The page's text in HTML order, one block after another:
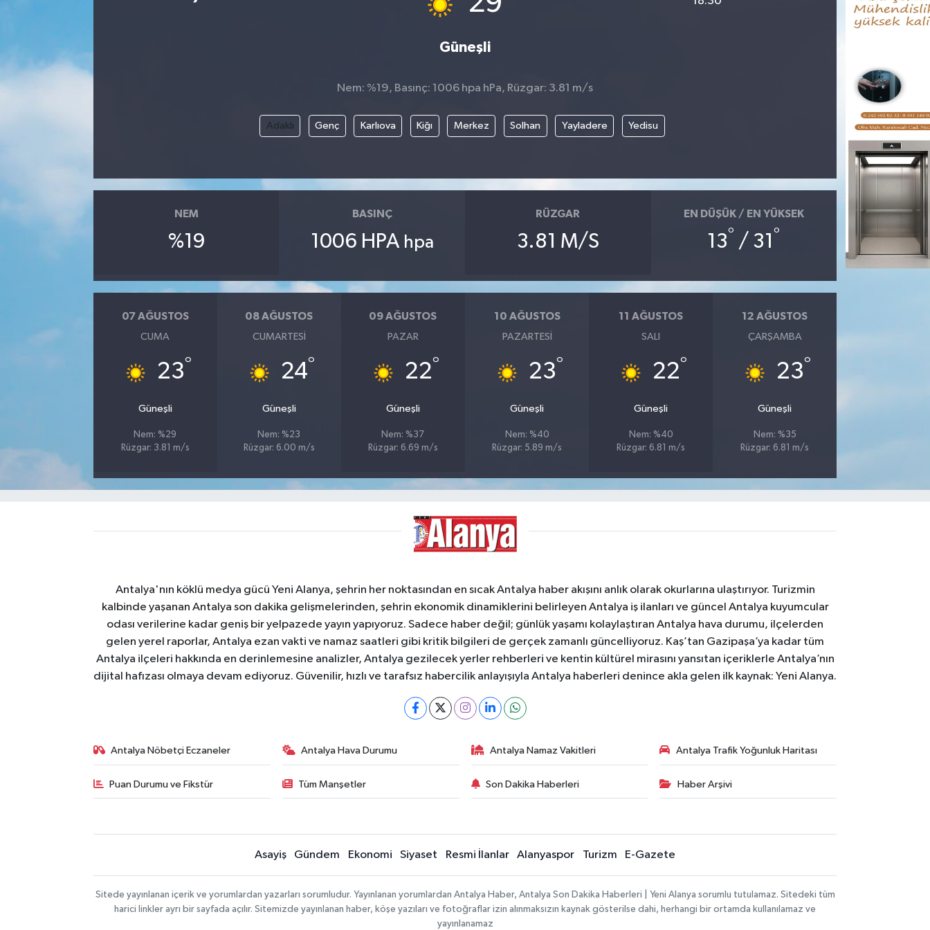
Güneşli
Nem: %19, Basınç: 1006 hpa hPa, Rüzgar: 3.81 m/s
Adaklı Genç Karlıova Kiğı Merkez Solhan Yayladere Yedisu
NEM
%19
BASINÇ
1006 HPA hpa
RÜZGAR
3.81 M/S
EN DÜŞÜK / EN YÜKSEK
13° / 31 °
07 AĞUSTOS
CUMA
23°
Güneşli
Nem: %29
Rüzgar: 3.81 m/s
08 AĞUSTOS
CUMARTESI
24°
Güneşli
Nem: %23
Rüzgar: 6.00 m/s
09 AĞUSTOS
PAZAR
22°
Güneşli
Nem: %37
Rüzgar: 6.69 m/s
10 AĞUSTOS
PAZARTESI
23°
Güneşli
Nem: %40
Rüzgar: 5.89 m/s
11 AĞUSTOS
SALI
22°
Güneşli
Nem: %40
Rüzgar: 6.81 m/s
12 AĞUSTOS
ÇARŞAMBA
23°
Güneşli
Nem: %35
Rüzgar: 6.81 m/s
Antalya'nın köklü medya gücü Yeni Alanya, şehrin her noktasından en sıcak Antalya haber akışını anlık olarak okurlarına ulaştırıyor. Turizmin
kalbinde yaşanan Antalya son dakika gelişmelerinden, şehrin ekonomik dinamiklerini belirleyen Antalya iş ilanları ve güncel Antalya kuyumcular
odası verilerine kadar geniş bir yelpazede yayın yapıyoruz. Sadece haber değil; günlük yaşamı kolaylaştıran Antalya hava durumu, ilçelerden
gelen yerel raporlar, Antalya ezan vakti ve namaz saatleri gibi kritik bilgileri de gerçek zamanlı güncelliyoruz. Kaş’tan Gazipaşa’ya kadar tüm
Antalya ilçeleri hakkında en derinlemesine analizler, Antalya gezilecek yerler rehberleri ve kentin kültürel mirasını yansıtan içeriklerle Antalya’nın
dijital hafızası olmaya devam ediyoruz. Güvenilir, hızlı ve tarafsız habercilik anlayışıyla Antalya haberleri denince akla gelen ilk kaynak: Yeni Alanya.
Antalya Nöbetçi Eczaneler Antalya Hava Durumu Antalya Namaz Vakitleri Antalya Trafik Yoğunluk Haritası
Puan Durumu ve Fikstür Tüm Manşetler Son Dakika Haberleri Haber Arşivi
Asayiş Gündem Ekonomi Siyaset Resmi İlanlar Alanyaspor Turizm E-Gazete
Sitede yayınlanan içerik ve yorumlardan yazarları sorumludur. Yayınlanan yorumlardan Antalya Haber, Antalya Son Dakika Haberleri | Yeni Alanya sorumlu tutulamaz. Sitedeki tüm
harici linkler ayrı bir sayfada açılır. Sitemizde yayınlanan haber, köşe yazıları ve fotoğraflar izin alınmaksızın kaynak gösterilse dahi, herhangi bir ortamda kullanılamaz ve
yayınlanamaz